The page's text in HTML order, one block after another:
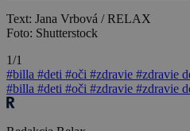
Text: Jana Vrbová / RELAX
Foto: Shutterstock
1/1
#billa #deti #oči #zdravie #zdravie
#billa #deti #oči #zdravie #zdravie